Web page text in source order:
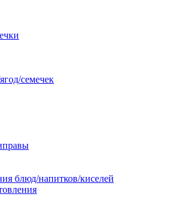
семечек
блюд/напитков/киселей